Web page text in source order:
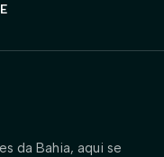
da Bahia, aqui se